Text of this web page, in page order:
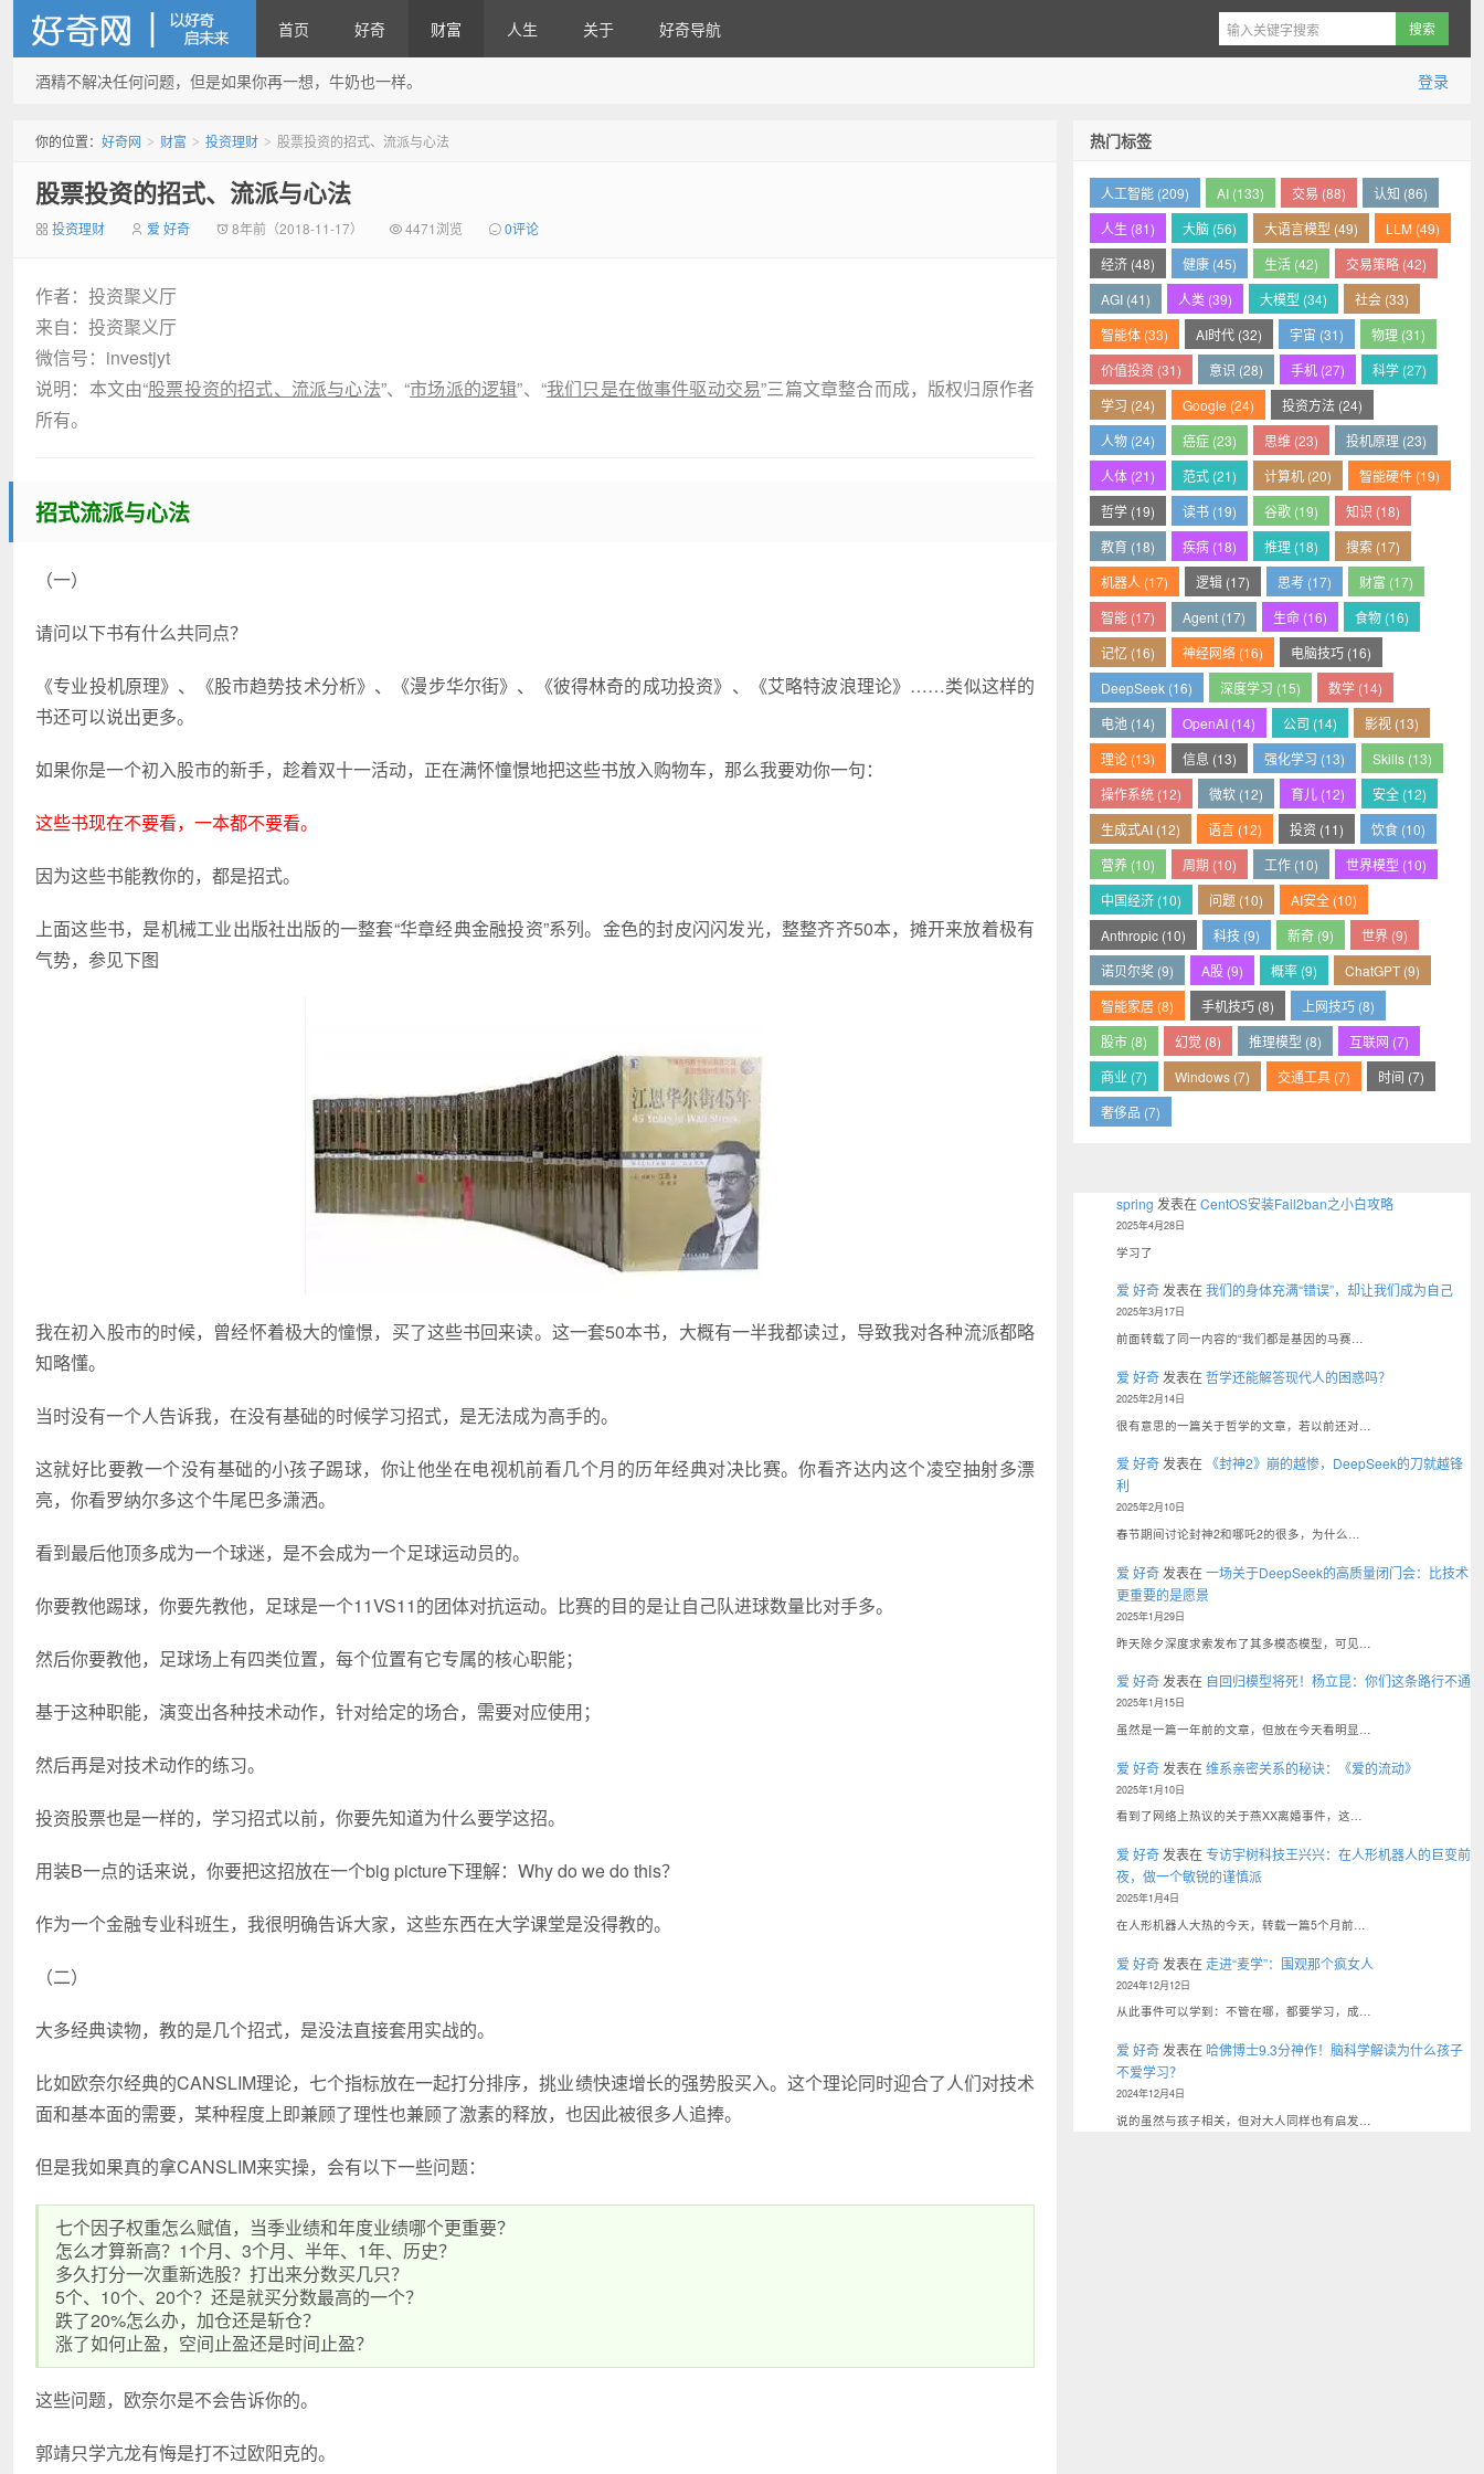
首页 好奇 财富 人生 关于 好奇导航
登录
酒精不解决任何问题，但是如果你再一想，牛奶也一样。
你的位置： 好奇网 > 财富 > 投资理财 > 股票投资的招式、流派与心法
股票投资的招式、流派与心法
投资理财 爱 好奇 8年前（2018-11-17） 4471浏览 0评论
作者：投资聚义厅
来自：投资聚义厅
微信号：investjyt
说明：本文由“股票投资的招式、流派与心法”、“市场派的逻辑”、“我们只是在做事件驱动交易”三篇文章整合而成，版权归原作者
所有。
招式流派与心法
（一）
请问以下书有什么共同点？
《专业投机原理》、《股市趋势技术分析》、《漫步华尔街》、《彼得林奇的成功投资》、《艾略特波浪理论》……类似这样的
书还可以说出更多。
如果你是一个初入股市的新手，趁着双十一活动，正在满怀憧憬地把这些书放入购物车，那么我要劝你一句：
这些书现在不要看，一本都不要看。
因为这些书能教你的，都是招式。
上面这些书，是机械工业出版社出版的一整套“华章经典金融投资”系列。金色的封皮闪闪发光，整整齐齐50本，摊开来放着极有
气势，参见下图
我在初入股市的时候，曾经怀着极大的憧憬，买了这些书回来读。这一套50本书，大概有一半我都读过，导致我对各种流派都略
知略懂。
当时没有一个人告诉我，在没有基础的时候学习招式，是无法成为高手的。
这就好比要教一个没有基础的小孩子踢球，你让他坐在电视机前看几个月的历年经典对决比赛。你看齐达内这个凌空抽射多漂
亮，你看罗纳尔多这个牛尾巴多潇洒。
看到最后他顶多成为一个球迷，是不会成为一个足球运动员的。
你要教他踢球，你要先教他，足球是一个11VS11的团体对抗运动。比赛的目的是让自己队进球数量比对手多。
然后你要教他，足球场上有四类位置，每个位置有它专属的核心职能；
基于这种职能，演变出各种技术动作，针对给定的场合，需要对应使用；
然后再是对技术动作的练习。
投资股票也是一样的，学习招式以前，你要先知道为什么要学这招。
用装B一点的话来说，你要把这招放在一个big picture下理解：Why do we do this？
作为一个金融专业科班生，我很明确告诉大家，这些东西在大学课堂是没得教的。
（二）
大多经典读物，教的是几个招式，是没法直接套用实战的。
比如欧奈尔经典的CANSLIM理论，七个指标放在一起打分排序，挑业绩快速增长的强势股买入。这个理论同时迎合了人们对技术
面和基本面的需要，某种程度上即兼顾了理性也兼顾了激素的释放，也因此被很多人追捧。
但是我如果真的拿CANSLIM来实操，会有以下一些问题：
七个因子权重怎么赋值，当季业绩和年度业绩哪个更重要？
怎么才算新高？1个月、3个月、半年、1年、历史？
多久打分一次重新选股？打出来分数买几只？
5个、10个、20个？还是就买分数最高的一个？
跌了20%怎么办，加仓还是斩仓？
涨了如何止盈，空间止盈还是时间止盈？
这些问题，欧奈尔是不会告诉你的。
郭靖只学亢龙有悔是打不过欧阳克的。
热门标签
人工智能 (209) AI (133) 交易 (88)
认知 (86)
人生 (81)
大脑 (56) 大语言模型 (49)
LLM (49)
经济 (48)
健康 (45) 生活 (42)
交易策略 (42)
AGI (41)
人类 (39) 大模型 (34)
社会 (33)
智能体 (33)
AI时代 (32) 宇宙 (31)
物理 (31)
价值投资 (31)
意识 (28) 手机 (27)
科学 (27)
学习 (24)
Google (24)
投资方法 (24)
人物 (24)
癌症 (23) 思维 (23)
投机原理 (23)
人体 (21)
范式 (21) 计算机 (20)
智能硬件 (19)
哲学 (19)
读书 (19) 谷歌 (19)
知识 (18)
教育 (18)
疾病 (18) 推理 (18)
搜索 (17)
机器人 (17)
逻辑 (17) 思考 (17)
财富 (17)
智能 (17)
Agent (17) 生命 (16)
食物 (16)
记忆 (16)
神经网络 (16)
电脑技巧 (16)
DeepSeek (16)
深度学习 (15)
数学 (14)
电池 (14)
OpenAI (14) 公司 (14)
影视 (13)
理论 (13)
信息 (13) 强化学习 (13)
Skills (13)
操作系统 (12)
微软 (12) 育儿 (12)
安全 (12)
生成式AI (12)
语言 (12) 投资 (11)
饮食 (10)
营养 (10)
周期 (10) 工作 (10)
世界模型 (10)
中国经济 (10)
问题 (10)
AI安全 (10)
Anthropic (10)
科技 (9) 新奇 (9)
世界 (9)
诺贝尔奖 (9)
A股 (9) 概率 (9)
ChatGPT (9)
智能家居 (8)
手机技巧 (8)
上网技巧 (8)
股市 (8)
幻觉 (8) 推理模型 (8)
互联网 (7)
商业 (7)
Windows (7) 交通工具 (7)
时间 (7)
奢侈品 (7)
spring 发表在CentOS安装Fail2ban之小白攻略
2025年4月28日
学习了
爱 好奇发表在我们的身体充满“错误”，却让我们成为自己
2025年3月17日
前面转载了同一内容的“我们都是基因的马赛…
爱 好奇 发表在哲学还能解答现代人的困惑吗？
2025年2月14日
很有意思的一篇关于哲学的文章，若以前还对…
爱 好奇 发表在 《封神2》崩的越惨，DeepSeek的刀就越锋
利
2025年2月10日
春节期间讨论封神2和哪吒2的很多，为什么…
爱 好奇 发表在一场关于DeepSeek的高质量闭门会：比技术
更重要的是愿景
2025年1月29日
昨天除夕深度求索发布了其多模态模型，可见…
爱 好奇 发表在 自回归模型将死！杨立昆：你们这条路行不通
2025年1月15日
虽然是一篇一年前的文章，但放在今天看明显…
爱 好奇 发表在维系亲密关系的秘诀：《爱的流动》
2025年1月10日
看到了网络上热议的关于燕XX离婚事件，这…
爱 好奇 发表在专访宇树科技王兴兴：在人形机器人的巨变前
夜，做一个敏锐的谨慎派
2025年1月4日
在人形机器人大热的今天，转载一篇5个月前…
爱 好奇 发表在走进“麦学”：围观那个疯女人
2024年12月12日
从此事件可以学到：不管在哪，都要学习，成…
爱 好奇 发表在 哈佛博士9.3分神作！脑科学解读为什么孩子
不爱学习？
2024年12月4日
说的虽然与孩子相关，但对大人同样也有启发…